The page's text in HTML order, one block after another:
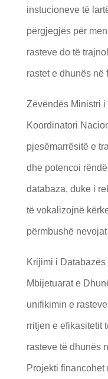
instucioneve të
përgjegjës për
rasteve do të
rastet e dhunës në
Zëvëndës Ministri
Koordinatori
pjesëmarrësitë e
dhe potencoi
databaza, duke i
të vokalizojnë
përmbushë
Krijimi i
Mbijetuarat e
unifikimin e
rritjen e efikasitetit
rasteve të dhunës
Projekti